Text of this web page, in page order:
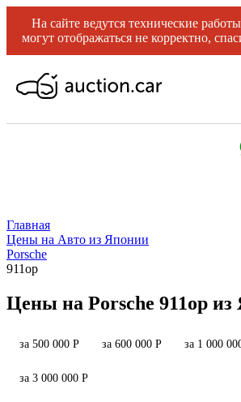
На сайте ведутся технические
могут отображаться не корректно,
Главная
Цены на Авто из Японии
Porsche
911op
Цены на Porsche 911op
за 500 000 Р за 600 000 Р за 1 000
за 3 000 000 Р